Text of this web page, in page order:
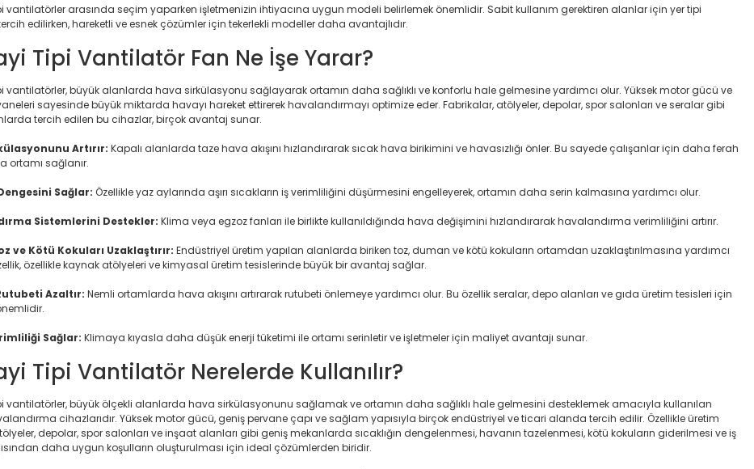
vantilatörler arasında seçim yaparken işletmenizin ihtiyacına uygun modeli belirlemek önemlidir. Sabit kullanım gerektiren alanlar için yer tipi
edilirken, hareketli ve esnek çözümler için tekerlekli modeller daha avantajlıdır.
Tipi Vantilatör Fan Ne İşe Yarar?
vantilatörler, büyük alanlarda hava sirkülasyonu sağlayarak ortamın daha sağlıklı ve konforlu hale gelmesine yardımcı olur. Yüksek motor gücü ve
sayesinde büyük miktarda havayı hareket ettirerek havalandırmayı optimize eder. Fabrikalar, atölyeler, depolar, spor salonları ve seralar gibi
tercih edilen bu cihazlar, birçok avantaj sunar.
Artırır: Kapalı alanlarda taze hava akışını hızlandırarak sıcak hava birikimini ve havasızlığı önler. Bu sayede çalışanlar için daha ferah
ortamı sağlanır.
Sağlar: Özellikle yaz aylarında aşırı sıcakların iş verimliliğini düşürmesini engelleyerek, ortamın daha serin kalmasına yardımcı olur.
Sistemlerini Destekler: Klima veya egzoz fanları ile birlikte kullanıldığında hava değişimini hızlandırarak havalandırma verimliliğini artırır.
ve Kötü Kokuları Uzaklaştırır: Endüstriyel üretim yapılan alanlarda biriken toz, duman ve kötü kokuların ortamdan uzaklaştırılmasına yardımcı
özellikle kaynak atölyeleri ve kimyasal üretim tesislerinde büyük bir avantaj sağlar.
Azaltır: Nemli ortamlarda hava akışını artırarak rutubeti önlemeye yardımcı olur. Bu özellik seralar, depo alanları ve gıda üretim tesisleri için
Sağlar: Klimaya kıyasla daha düşük enerji tüketimi ile ortamı serinletir ve işletmeler için maliyet avantajı sunar.
Tipi Vantilatör Nerelerde Kullanılır?
vantilatörler, büyük ölçekli alanlarda hava sirkülasyonunu sağlamak ve ortamın daha sağlıklı hale gelmesini desteklemek amacıyla kullanılan
cihazlarıdır. Yüksek motor gücü, geniş pervane çapı ve sağlam yapısıyla birçok endüstriyel ve ticari alanda tercih edilir. Özellikle üretim
depolar, spor salonları ve inşaat alanları gibi geniş mekanlarda sıcaklığın dengelenmesi, havanın tazelenmesi, kötü kokuların giderilmesi ve iş
daha uygun koşulların oluşturulması için ideal çözümlerden biridir.